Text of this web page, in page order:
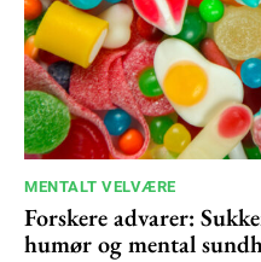
MENTALT VELVÆRE
Forskere advarer:
humør og mental